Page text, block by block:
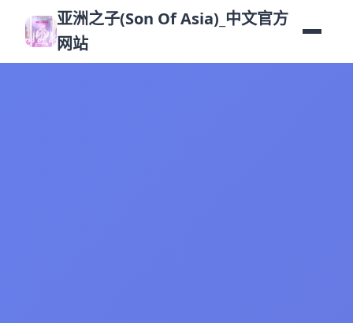
亚洲之子(Son Of Asia)_中文官方
网站